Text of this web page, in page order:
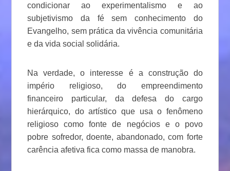
condicionar ao experimentalismo e ao
subjetivismo da fé sem conhecimento do
Evangelho, sem prática da vivência comunitária
e da vida social solidária.
Na verdade, o interesse é a construção do
império religioso, do empreendimento
financeiro particular, da defesa do cargo
hierárquico, do artístico que usa o fenômeno
religioso como fonte de negócios e o povo
pobre sofredor, doente, abandonado, com forte
carência afetiva fica como massa de manobra.